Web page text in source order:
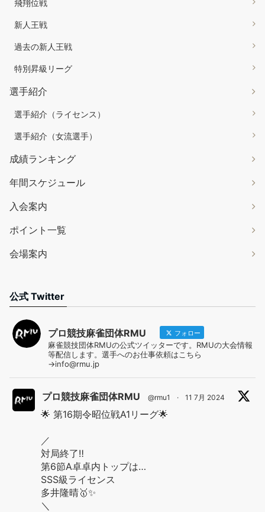
飛翔位戦
新人王戦
過去の新人王戦
特別昇級リーグ
選手紹介
選手紹介（ライセンス）
選手紹介（女流選手）
成績ランキング
年間スケジュール
入会案内
ポイント一覧
会場案内
公式 Twitter
プロ競技麻雀団体RMU フォロー
麻雀競技団体RMUの公式ツイッターです。RMUの大会情報
等配信します。選手へのお仕事依頼はこちら
→info@rmu.jp
プロ競技麻雀団体RMU @rmu1 · 11 7月 2024
🌟 第16期令昭位戦A1リーグ🌟
／
対局終了‼️
第6節A卓卓内トップは…
SSS級ライセンス
多井隆晴🥇✨
＼